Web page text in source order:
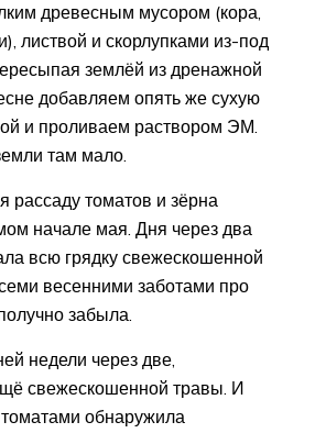
древесным мусором (кора,
листвой и скорлупками из-под
землёй из дренажной
добавляем опять же сухую
и проливаем раствором ЭМ.
там мало.
рассаду томатов и зёрна
начале мая. Дня через два
всю грядку свежескошенной
весенними заботами про
забыла.
недели через две,
свежескошенной травы. И
обнаружила